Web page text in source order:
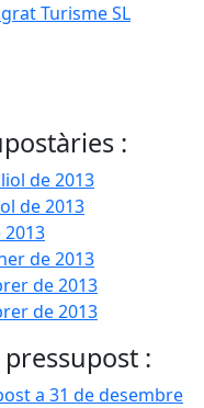
Turisme SL
:
de 2013
de 2013
de 2013
de 2013
de 2013
:
a 31 de desembre